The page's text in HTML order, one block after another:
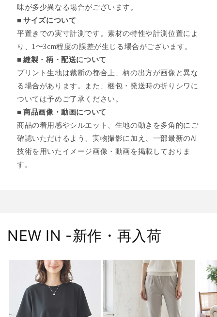
味が多少異なる場合がございます。
■ サイズについて
平置きでの実寸計測です。素材の特性や計測位置によ
り、1〜3cm程度の誤差が生じる場合がございます。
■ 縫製・柄・配送について
プリント生地は裁断の都合上、柄の出方が画像と異な
る場合があります。また、梱包・発送時の折りシワに
ついては予めご了承ください。
■ 商品画像・動画について
商品の着用感やシルエット、生地の動きを多角的にご
確認いただけるよう、実物撮影に加え、一部最新のAI
技術を用いたイメージ画像・動画を掲載しておりま
す。
NEW IN -新作・再入荷